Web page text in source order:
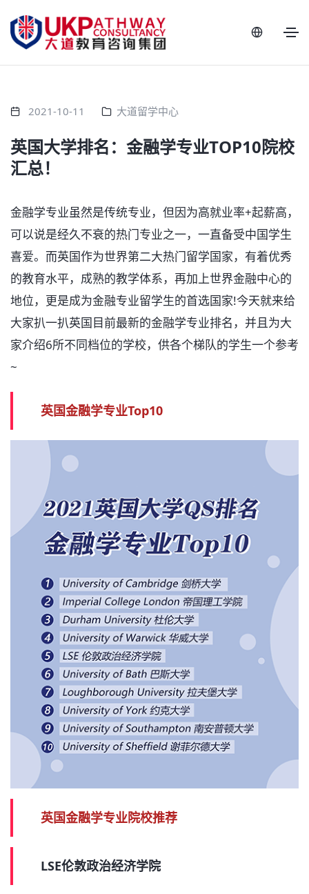
2021-10-11 大道留学中心
英国大学排名：金融学专业TOP10院校
汇总！
金融学专业虽然是传统专业，但因为高就业率+起薪高，
可以说是经久不衰的热门专业之一，一直备受中国学生
喜爱。而英国作为世界第二大热门留学国家，有着优秀
的教育水平，成熟的教学体系，再加上世界金融中心的
地位，更是成为金融专业留学生的首选国家!今天就来给
大家扒一扒英国目前最新的金融学专业排名，并且为大
家介绍6所不同档位的学校，供各个梯队的学生一个参考
~
英国金融学专业Top10
英国金融学专业院校推荐
LSE伦敦政治经济学院